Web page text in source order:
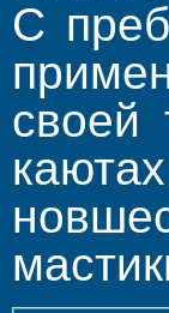
С
своей